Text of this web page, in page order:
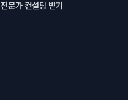
전문가 컨설팅 받기